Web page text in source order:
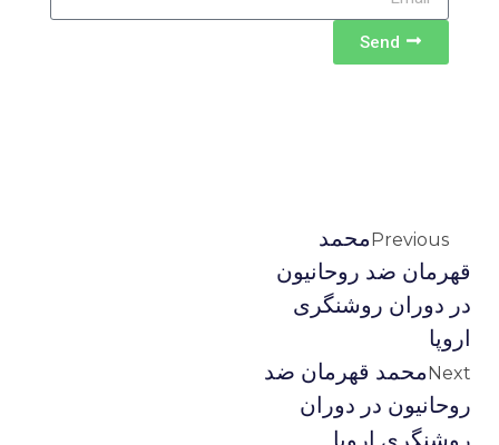
Send
Previous محمد
قهرمان ضد روحانیون
در دوران روشنگری
اروپا
Next محمد قهرمان ضد
روحانیون در دوران
روشنگری اروپا